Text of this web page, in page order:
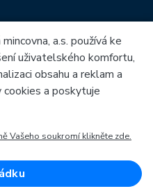
konkurenceschopnost
rozvoj
a.s. používá ke
uživatelského komfortu,
obsahu a reklam a
a poskytuje
Vašeho soukromí klikněte zde.